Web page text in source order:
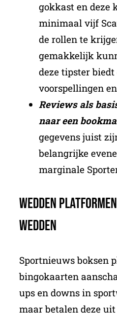
gokkast en deze
minimaal vijf
de rollen te
gemakkelijk
deze tipster
voorspellingen
Reviews als
naar een
gegevens juist
belangrijke
marginale
Wedden
Wedden
Sportnieuws boksen
bingokaarten
ups en downs in
maar betalen deze